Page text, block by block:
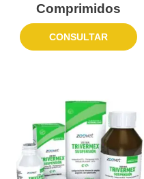
Comprimidos
CONSULTAR